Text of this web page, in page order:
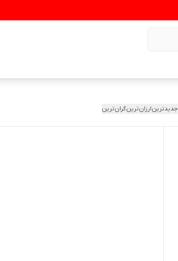
جدیدترینارزان‌ترینگران‌ترین